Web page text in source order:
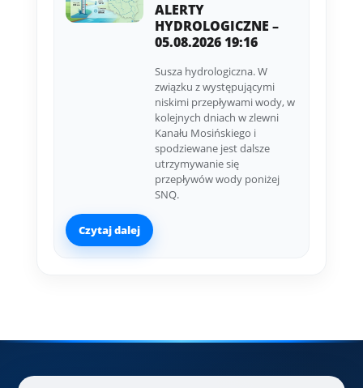
ALERTY
HYDROLOGICZNE –
05.08.2026 19:16
Susza hydrologiczna. W
związku z występującymi
niskimi przepływami wody, w
kolejnych dniach w zlewni
Kanału Mosińskiego i
spodziewane jest dalsze
utrzymywanie się
przepływów wody poniżej
SNQ.
Czytaj dalej